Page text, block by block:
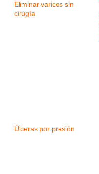
Eliminar varices sin
cirugía
Úlceras por presión